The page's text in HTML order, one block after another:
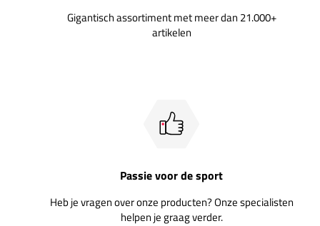
Gigantisch assortiment met meer dan 21.000+
artikelen
Passie voor de sport
Heb je vragen over onze producten? Onze specialisten
helpen je graag verder.